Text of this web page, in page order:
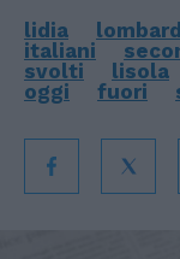
lidia
italiani
svolti
lisola
oggi
fuori